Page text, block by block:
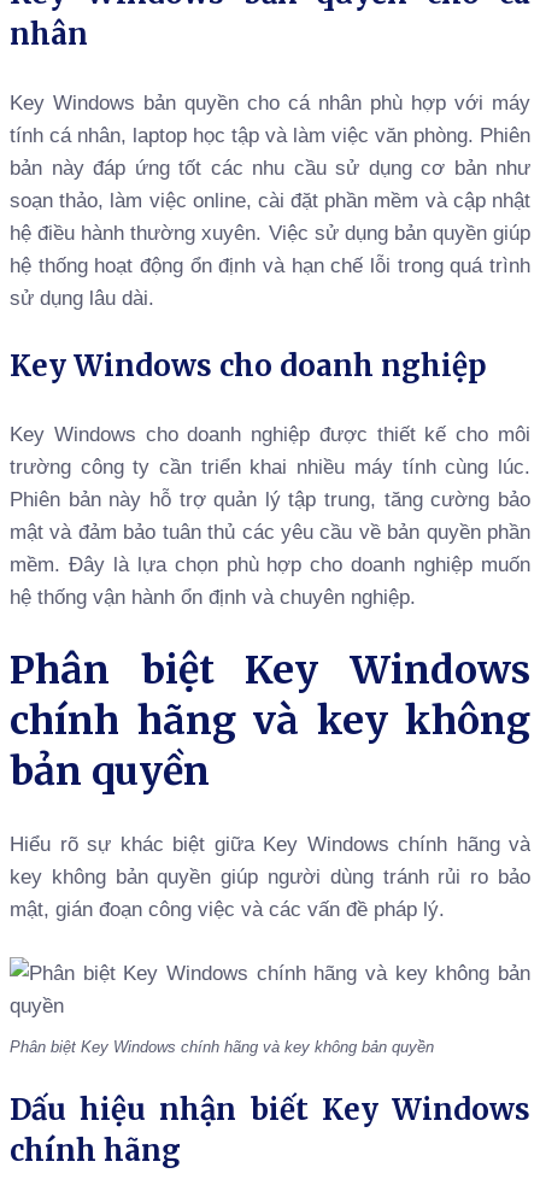
nhân
Key Windows bản quyền cho cá nhân phù hợp với máy
tính cá nhân, laptop học tập và làm việc văn phòng. Phiên
bản này đáp ứng tốt các nhu cầu sử dụng cơ bản như
soạn thảo, làm việc online, cài đặt phần mềm và cập nhật
hệ điều hành thường xuyên. Việc sử dụng bản quyền giúp
hệ thống hoạt động ổn định và hạn chế lỗi trong quá trình
sử dụng lâu dài.
Key Windows cho doanh nghiệp
Key Windows cho doanh nghiệp được thiết kế cho môi
trường công ty cần triển khai nhiều máy tính cùng lúc.
Phiên bản này hỗ trợ quản lý tập trung, tăng cường bảo
mật và đảm bảo tuân thủ các yêu cầu về bản quyền phần
mềm. Đây là lựa chọn phù hợp cho doanh nghiệp muốn
hệ thống vận hành ổn định và chuyên nghiệp.
Phân biệt Key Windows
chính hãng và key không
bản quyền
Hiểu rõ sự khác biệt giữa Key Windows chính hãng và
key không bản quyền giúp người dùng tránh rủi ro bảo
mật, gián đoạn công việc và các vấn đề pháp lý.
Phân biệt Key Windows chính hãng và key không bản quyền
Dấu hiệu nhận biết Key Windows
chính hãng